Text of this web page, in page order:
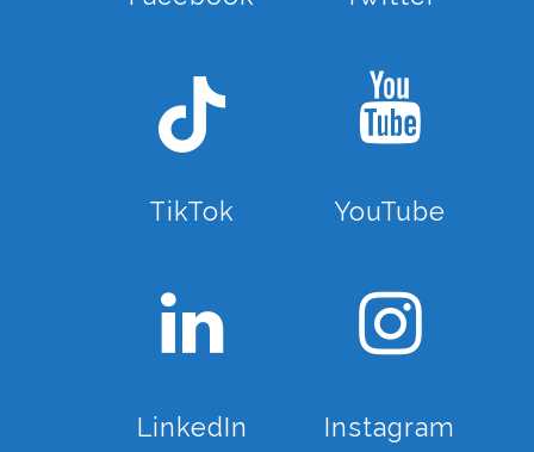
TikTok YouTube
LinkedIn Instagram